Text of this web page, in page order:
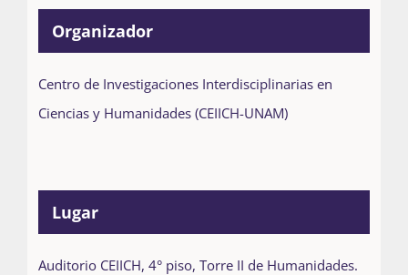
Organizador
Centro de Investigaciones Interdisciplinarias en
Ciencias y Humanidades (CEIICH-UNAM)
Lugar
Auditorio CEIICH, 4° piso, Torre II de Humanidades.